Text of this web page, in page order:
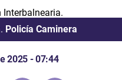
Policía Caminera
2025 - 07:44